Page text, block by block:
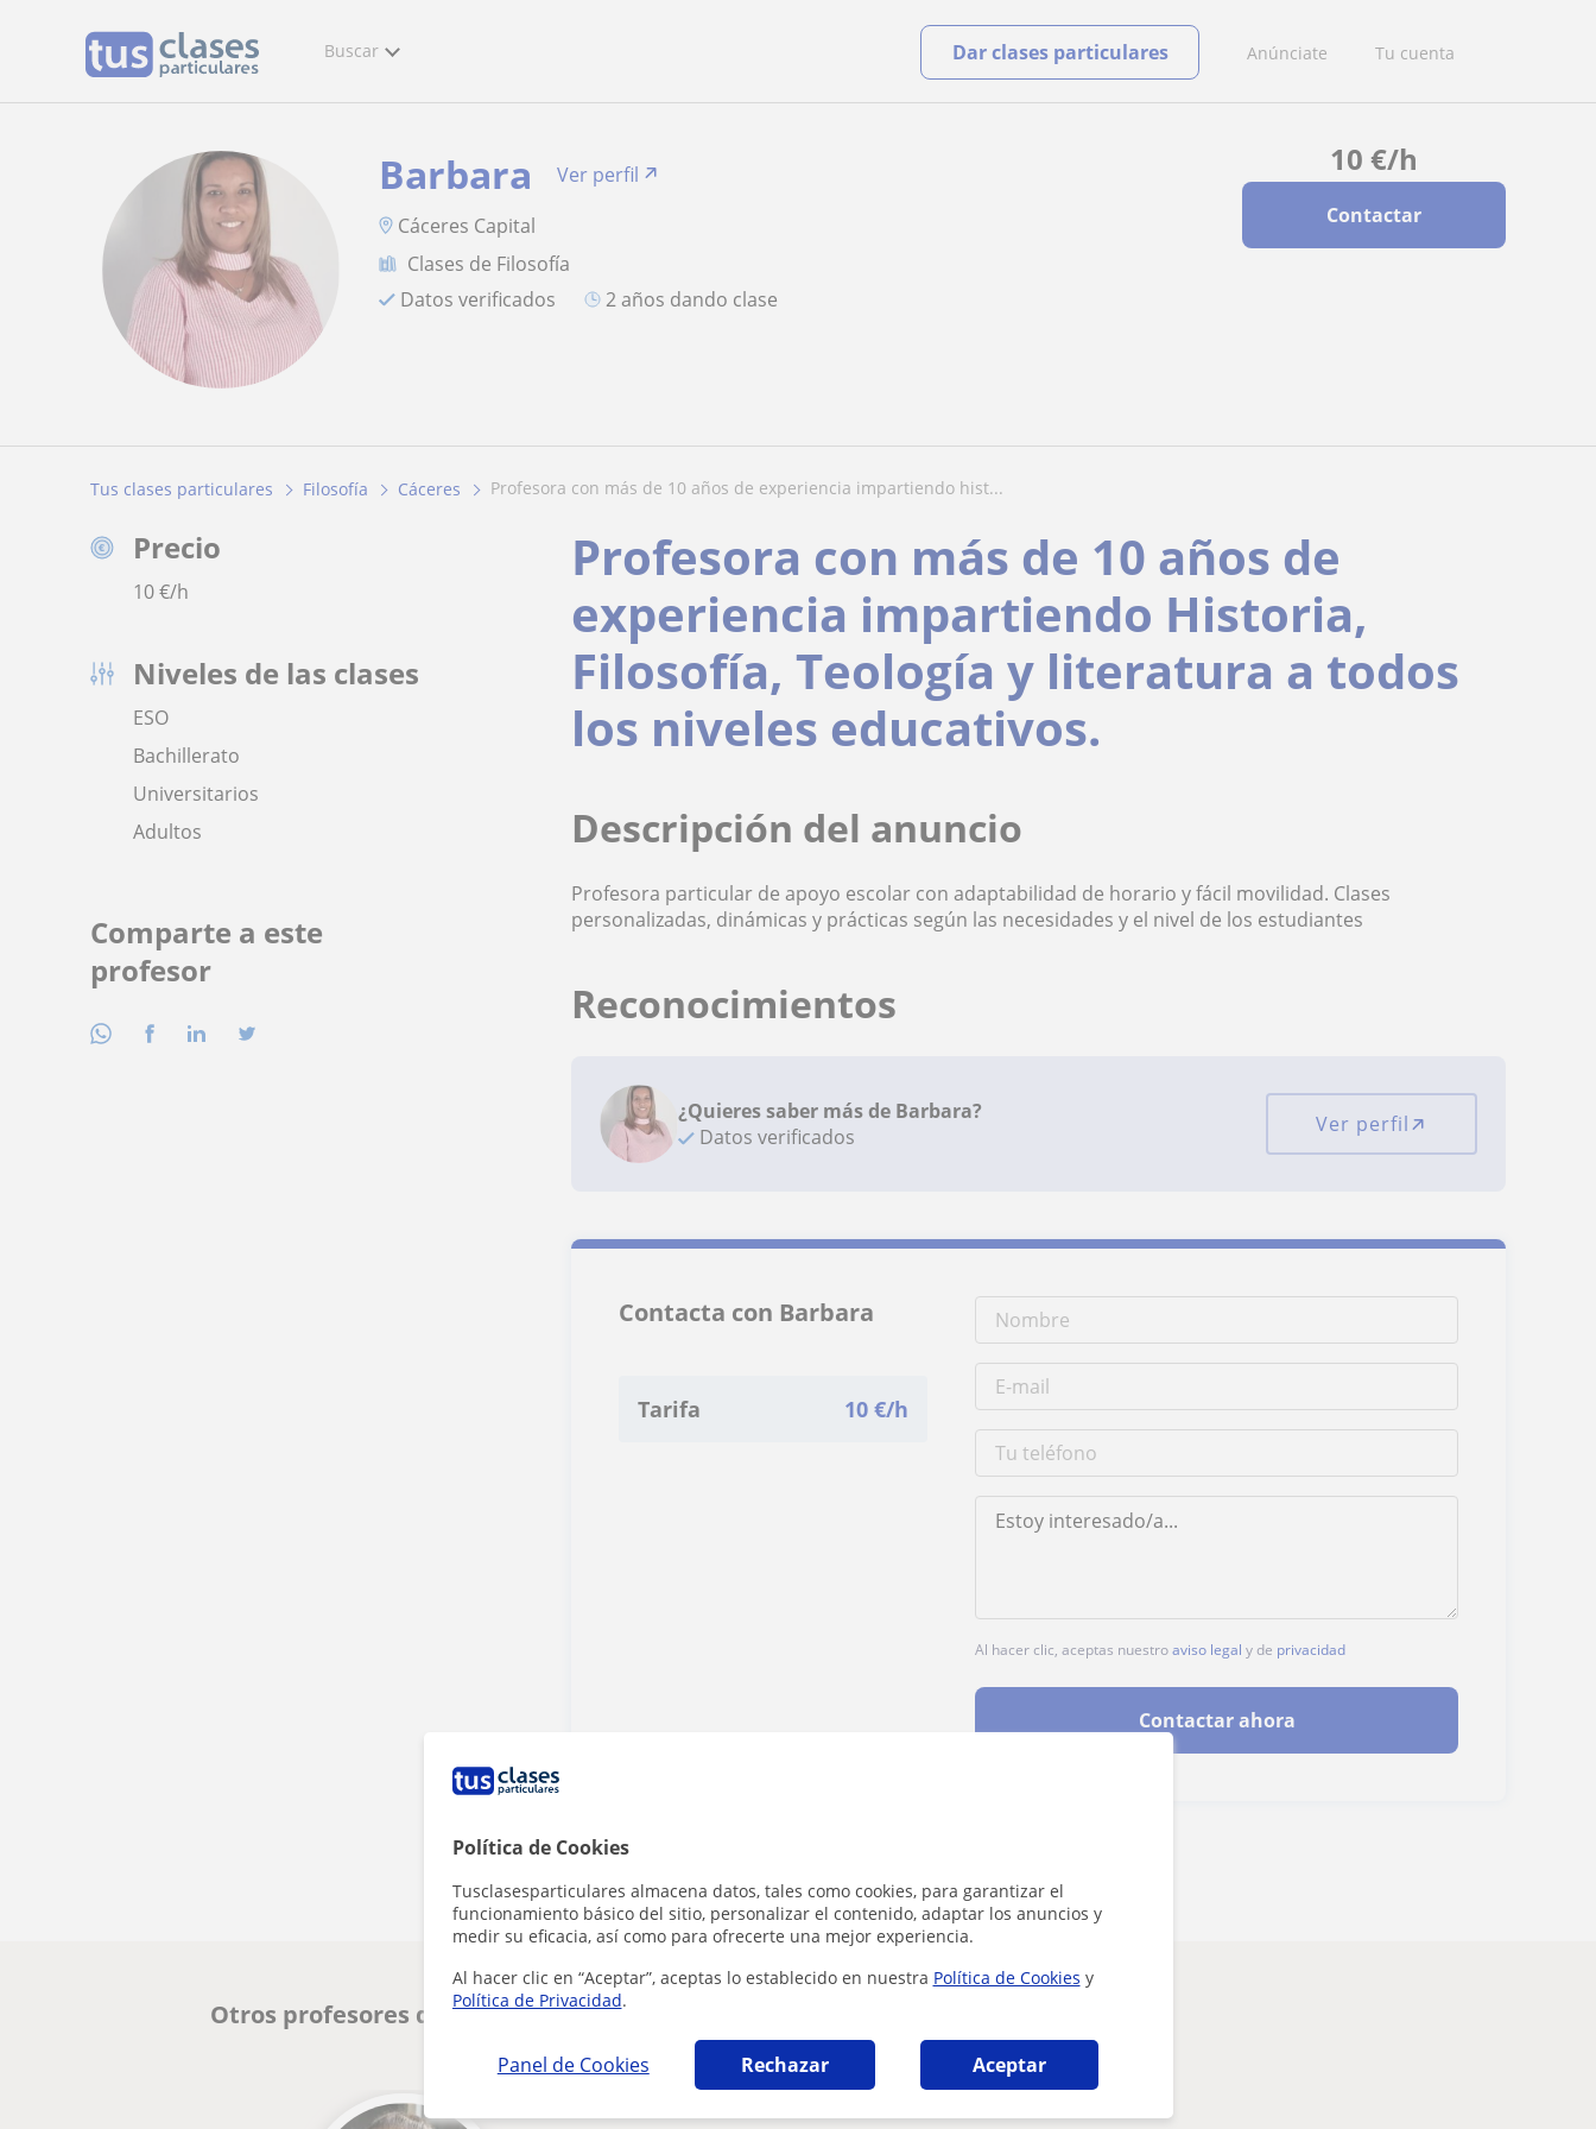
Política de Cookies
Tusclasesparticulares almacena datos, tales como cookies, para garantizar el
funcionamiento básico del sitio, personalizar el contenido, adaptar los anuncios y
medir su eficacia, así como para ofrecerte una mejor experiencia.
Al hacer clic en “Aceptar”, aceptas lo establecido en nuestra Política de Cookies y
Política de Privacidad.
Panel de Cookies Rechazar Aceptar
Buscar Anúnciate Tu cuenta
Dar clases particulares
10 €/h
Contactar
Barbara
Ver perfil
Cáceres Capital
Clases de Filosofía
Datos verificados
2 años dando clase
Tus clases particulares Filosofía Cáceres profesora con más de 10 años de experiencia impartiendo hist...
Precio
10€/h
Niveles de las clases
ESO
Bachillerato
Universitarios
Adultos
Comparte a este
profesor
Profesora con más de 10 años de
experiencia impartiendo Historia,
Filosofía, Teología y literatura a todos
los niveles educativos.
Descripción del anuncio
Profesora particular de apoyo escolar con adaptabilidad de horario y fácil movilidad. Clases
personalizadas, dinámicas y prácticas según las necesidades y el nivel de los estudiantes
Reconocimientos
¿Quieres saber más de Barbara?
Datos verificados
Ver perfil
Contacta con Barbara
Tarifa 10 €/h
Al hacer clic, aceptas nuestroaviso legal y de privacidad
Contactar ahora
¿Hay algún error en este perfil?
Otros profesores de Filosofía en Cáceres que pueden interesarte